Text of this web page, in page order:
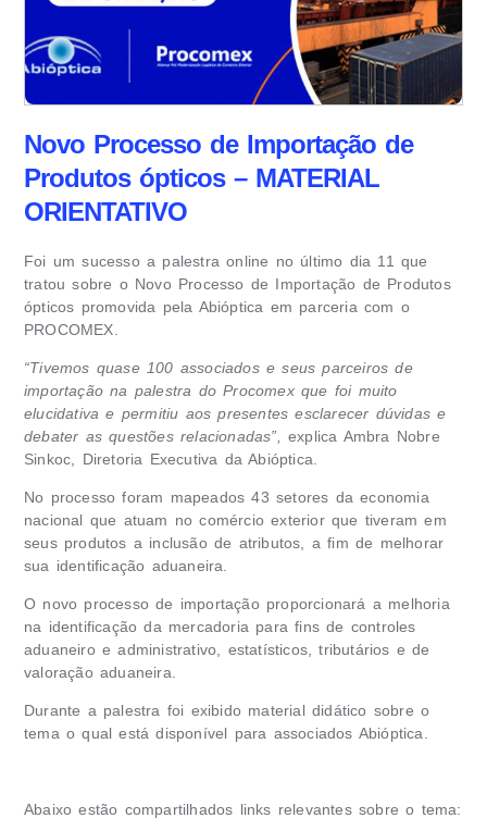
Novo Processo de Importação de
Produtos ópticos – MATERIAL
ORIENTATIVO
Foi um sucesso a palestra online no último dia 11 que
tratou sobre o Novo Processo de Importação de Produtos
ópticos promovida pela Abióptica em parceria com o
PROCOMEX.
“Tivemos quase 100 associados e seus parceiros de
importação na palestra do Procomex que foi muito
elucidativa e permitiu aos presentes esclarecer dúvidas e
debater as questões relacionadas”,
explica Ambra Nobre
Sinkoc, Diretoria Executiva da Abióptica.
No processo foram mapeados 43 setores da economia
nacional que atuam no comércio exterior que tiveram em
seus produtos a inclusão de atributos, a fim de melhorar
sua identificação aduaneira.
O novo processo de importação proporcionará a melhoria
na identificação da mercadoria para fins de controles
aduaneiro e administrativo, estatísticos, tributários e de
valoração aduaneira.
Durante a palestra foi exibido material didático sobre o
tema o qual está disponível para associados Abióptica.
Abaixo estão compartilhados links relevantes sobre o tema: